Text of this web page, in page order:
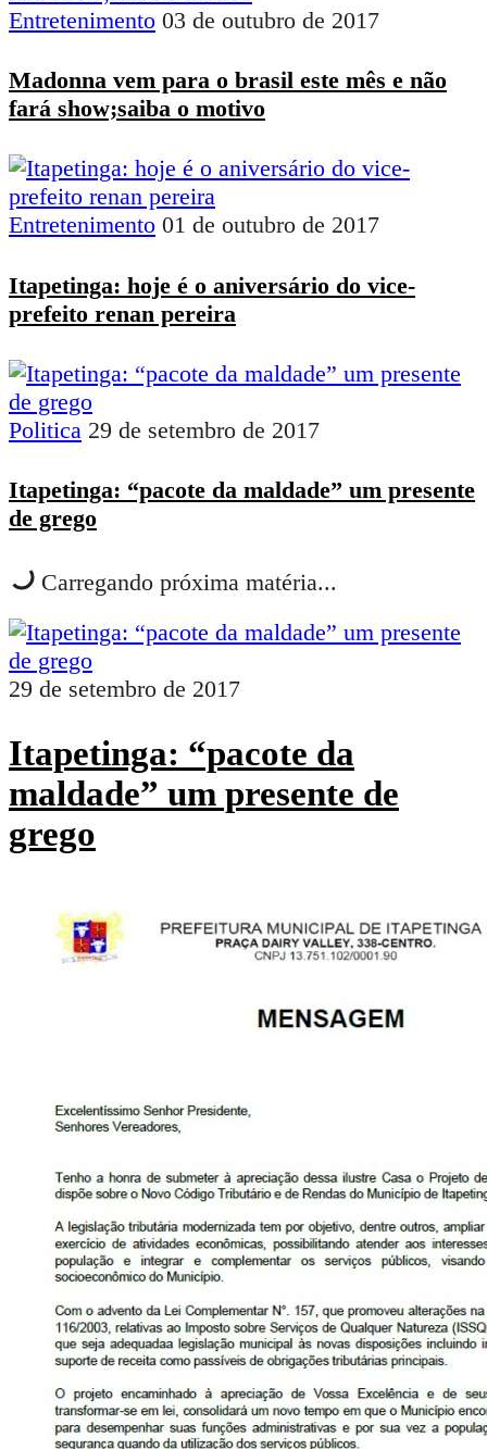
Entretenimento 03 de outubro de 2017
Madonna vem para o brasil este mês e não
fará show;saiba o motivo
Entretenimento 01 de outubro de 2017
Itapetinga: hoje é o aniversário do vice-
prefeito renan pereira
Politica 29 de setembro de 2017
Itapetinga: “pacote da maldade” um presente
de grego
Carregando próxima matéria...
29 de setembro de 2017
Itapetinga: “pacote da
maldade” um presente de
grego